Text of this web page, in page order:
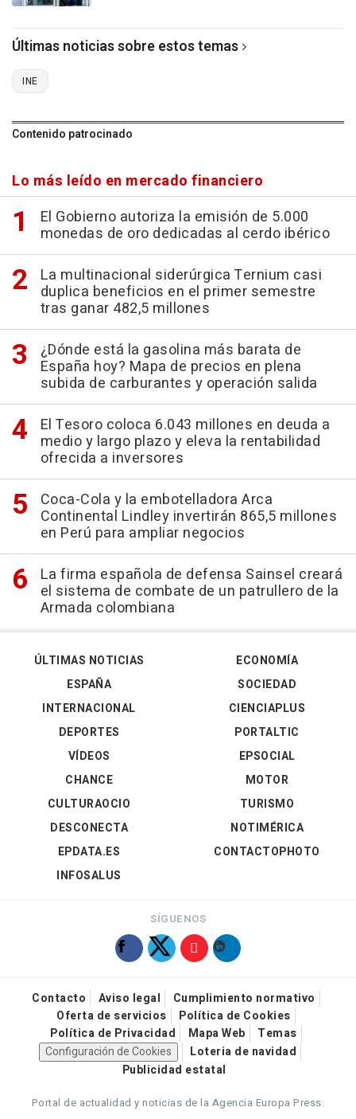
Últimas noticias sobre estos temas
INE
Contenido patrocinado
Lo más leído en mercado financiero
El Gobierno autoriza la emisión de 5.000
monedas de oro dedicadas al cerdo ibérico
La multinacional siderúrgica Ternium casi
duplica beneficios en el primer semestre
tras ganar 482,5 millones
¿Dónde está la gasolina más barata de
España hoy? Mapa de precios en plena
subida de carburantes y operación salida
El Tesoro coloca 6.043 millones en deuda a
medio y largo plazo y eleva la rentabilidad
ofrecida a inversores
Coca-Cola y la embotelladora Arca
Continental Lindley invertirán 865,5 millones
en Perú para ampliar negocios
La firma española de defensa Sainsel creará
el sistema de combate de un patrullero de la
Armada colombiana
ÚLTIMAS NOTICIAS
ESPAÑA
INTERNACIONAL
DEPORTES
VÍDEOS
ECONOMÍA
SOCIEDAD
CIENCIAPLUS
PORTALTIC
EPSOCIAL
CHANCE
CULTURAOCIO
DESCONECTA
EPDATA.ES
INFOSALUS
MOTOR
TURISMO
NOTIMÉRICA
CONTACTOPHOTO
SÍGUENOS
Contacto Aviso legal
Cumplimiento normativo
Oferta de servicios
Política de Cookies
Política de Privacidad
Mapa Web
Temas
Configuración de Cookies
Loteria de navidad
Publicidad estatal
Portal de actualidad y noticias de la Agencia Europa Press.